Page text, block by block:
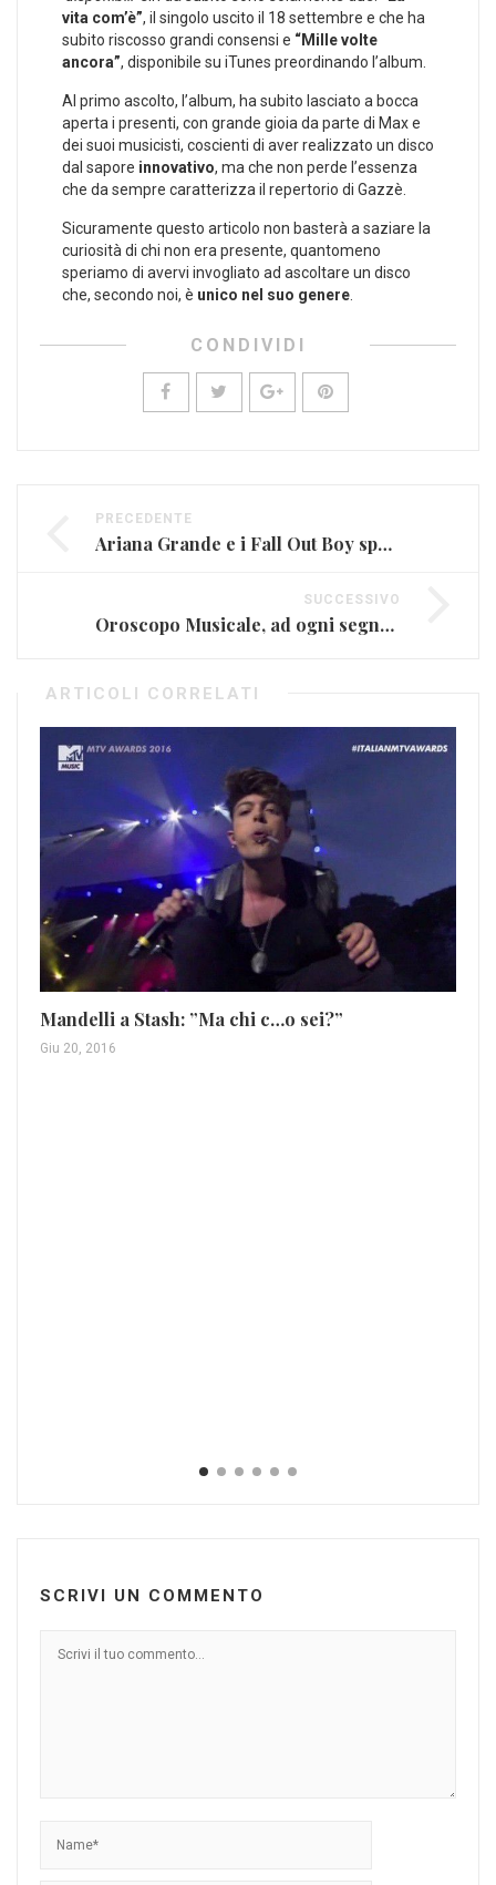
vita com’è”, il singolo uscito il 18 settembre e che ha
subito riscosso grandi consensi e “Mille volte
ancora”, disponibile su iTunes preordinando l’album.
Al primo ascolto, l’album, ha subito lasciato a bocca
aperta i presenti, con grande gioia da parte di Max e
dei suoi musicisti, coscienti di aver realizzato un disco
dal sapore innovativo, ma che non perde l’essenza
che da sempre caratterizza il repertorio di Gazzè.
Sicuramente questo articolo non basterà a saziare la
curiosità di chi non era presente, quantomeno
speriamo di avervi invogliato ad ascoltare un disco
che, secondo noi, è unico nel suo genere.
CONDIVIDI
PRECEDENTE
Ariana Grande e i Fall Out Boy sposano la causa Disney (VIDEO E FOTO)
SUCCESSIVO
Oroscopo Musicale, ad ogni segno una canzone: dal 26 ottobre all’ 1 novembre
ARTICOLI CORRELATI
Mandelli a Stash: ”Ma chi c…o sei?”
Giu 20, 2016
SCRIVI UN COMMENTO